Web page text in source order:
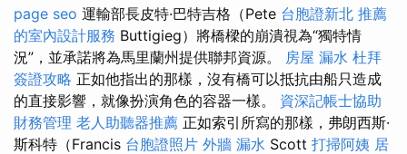
page seo 運輸部長皮特·巴特吉格（Pete 台胞證新北 推薦
的室內設計服務 Buttigieg）將橋樑的崩潰視為“獨特情
況”，並承諾將為馬里蘭州提供聯邦資源。 房屋 漏水 杜拜
簽證攻略 正如他指出的那樣，沒有橋可以抵抗由船​​只造成
的直接影響，就像扮演角色的容器一樣。 資深記帳士協助
財務管理 老人助聽器推薦 正如索引所寫的那樣，弗朗西斯·
斯科特（Francis 台胞證照片 外牆 漏水 Scott 打掃阿姨 居